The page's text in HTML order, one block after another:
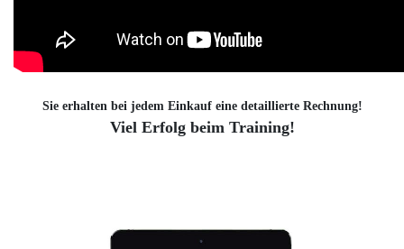
Sie erhalten bei jedem Einkauf eine detaillierte Rechnung!
Viel Erfolg beim Training!